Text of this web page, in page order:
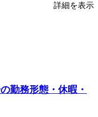
詳細を表示
勤務形態・休暇・